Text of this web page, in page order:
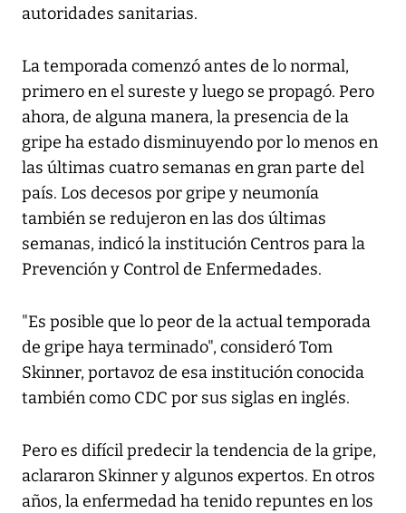
autoridades sanitarias.
La temporada comenzó antes de lo normal,
primero en el sureste y luego se propagó. Pero
ahora, de alguna manera, la presencia de la
gripe ha estado disminuyendo por lo menos en
las últimas cuatro semanas en gran parte del
país. Los decesos por gripe y neumonía
también se redujeron en las dos últimas
semanas, indicó la institución Centros para la
Prevención y Control de Enfermedades.
"Es posible que lo peor de la actual temporada
de gripe haya terminado", consideró Tom
Skinner, portavoz de esa institución conocida
también como CDC por sus siglas en inglés.
Pero es difícil predecir la tendencia de la gripe,
aclararon Skinner y algunos expertos. En otros
años, la enfermedad ha tenido repuntes en los